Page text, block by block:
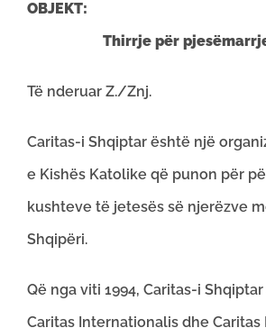
Thirrje për pjesëmarrje
Të nderuar Z./Znj.
Caritas-i Shqiptar është një
e Kishës Katolike që punon për
kushteve të jetesës së njerëzve
Shqipëri.
Që nga viti 1994, Caritas-i
Caritas Internationalis dhe Caritas